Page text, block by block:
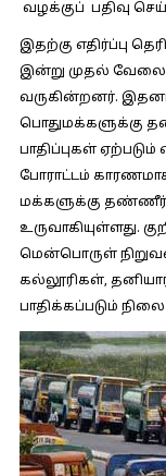
வழக்குப் பதிவு
இதற்கு எதிர்ப்பு
இன்று முதல் வேலை
வருகின்றனர்.
பொதுமக்களுக்கு
பாதிப்புகள்
போராட்டம்
மக்களுக்கு தண்ணீர்
உருவாகியுள்ளது.
மென்பொருள்
கல்லூரிகள்,
பாதிக்கப்படும்